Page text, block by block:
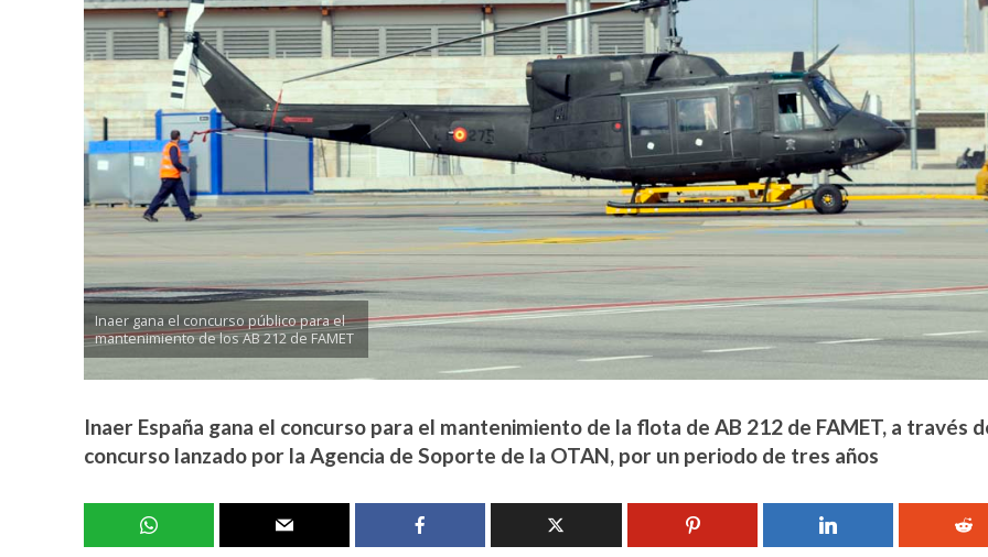
Inaer gana el concurso público para el
mantenimiento de los AB 212 de FAMET
Inaer España gana el concurso para el mantenimiento de la flota de AB 212 de FAMET, a través
concurso lanzado por la Agencia de Soporte de la OTAN, por un periodo de tres años